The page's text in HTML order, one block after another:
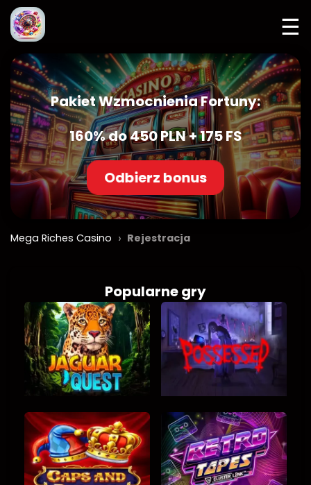
☰
Pakiet Wzmocnienia Fortuny:
160% do 450 PLN + 175 FS
Odbierz bonus
Mega Riches Casino › Rejestracja
Popularne gry